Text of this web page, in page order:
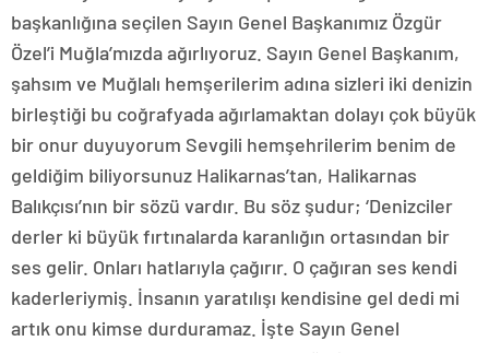
başkanlığına seçilen Sayın Genel Başkanımız Özgür
Özel’i Muğla’mızda ağırlıyoruz. Sayın Genel Başkanım,
şahsım ve Muğlalı hemşerilerim adına sizleri iki denizin
birleştiği bu coğrafyada ağırlamaktan dolayı çok büyük
bir onur duyuyorum Sevgili hemşehrilerim benim de
geldiğim biliyorsunuz Halikarnas’tan, Halikarnas
Balıkçısı’nın bir sözü vardır. Bu söz şudur; ‘Denizciler
derler ki büyük fırtınalarda karanlığın ortasından bir
ses gelir. Onları hatlarıyla çağırır. O çağıran ses kendi
kaderleriymiş. İnsanın yaratılışı kendisine gel dedi mi
artık onu kimse durduramaz. İşte Sayın Genel